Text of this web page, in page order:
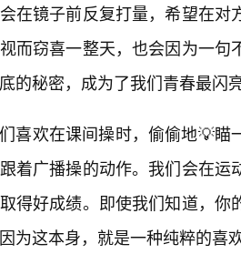
在镜子前反复打量，希望在
而窃喜一整天，也会因为一
的秘密，成为了我们青春最闪
喜欢在课间操时，偷偷地💡
着广播操的动作。我们会在
得好成绩。即使我们知道，
为这本身，就是一种纯粹的喜